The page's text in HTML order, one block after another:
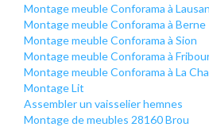
Montage meuble Conforama à
Montage meuble Conforama à Berne
Montage meuble Conforama à Sion
Montage meuble Conforama à
Montage meuble Conforama à La
Montage Lit
Assembler un vaisselier hemnes
Montage de meubles 28160 Brou